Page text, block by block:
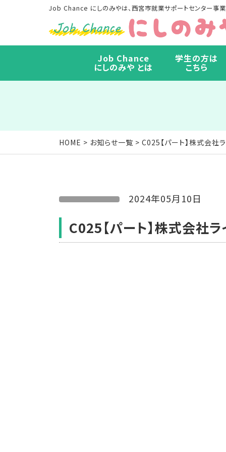
Job Chance にしのみやは、西宮市就業サポートセンター事業
Job Chance
にしのみや とは
学生の方は
こちら
HOME > お知らせ一覧 > C025【パート】株式会社
2024年05月10日
C025【パート】株式会社